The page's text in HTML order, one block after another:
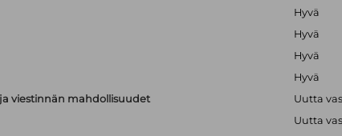
Hyvä
Hyvä
Hyvä
Hyvä
viestinnän mahdollisuudet
Uutta
Uutta